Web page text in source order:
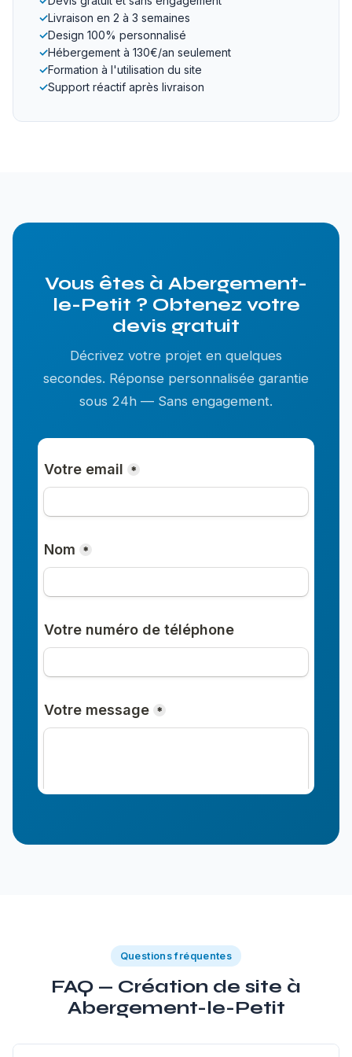
✓Livraison en 2 à 3 semaines
✓Design 100% personnalisé
✓Hébergement à 130€/an seulement
✓Formation à l'utilisation du site
✓Support réactif après livraison
Vous êtes à Abergement-
le-Petit ? Obtenez votre
devis gratuit
Décrivez votre projet en quelques
secondes. Réponse personnalisée garantie
sous 24h — Sans engagement.
Questions fréquentes
FAQ — Création de site à
Abergement-le-Petit